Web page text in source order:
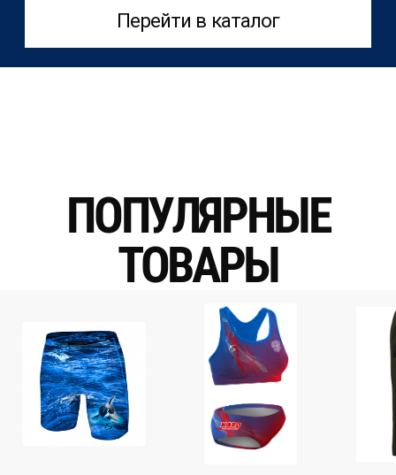
Перейти в каталог
ПОПУЛЯРНЫЕ
ТОВАРЫ
Коллекции